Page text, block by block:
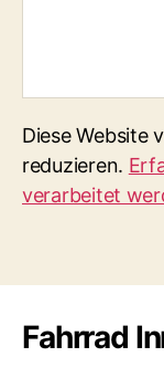
Diese Website
reduzieren.
verarbeitet
Fahrrad